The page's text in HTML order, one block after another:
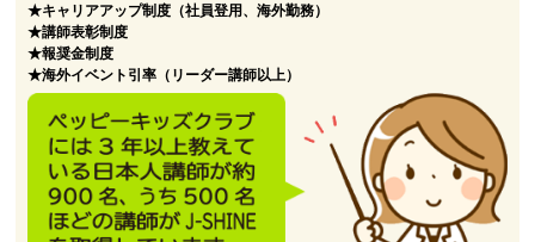
★キャリアアップ制度（社員登用、海外勤務）
★講師表彰制度
★報奨金制度
★海外イベント引率（リーダー講師以上）